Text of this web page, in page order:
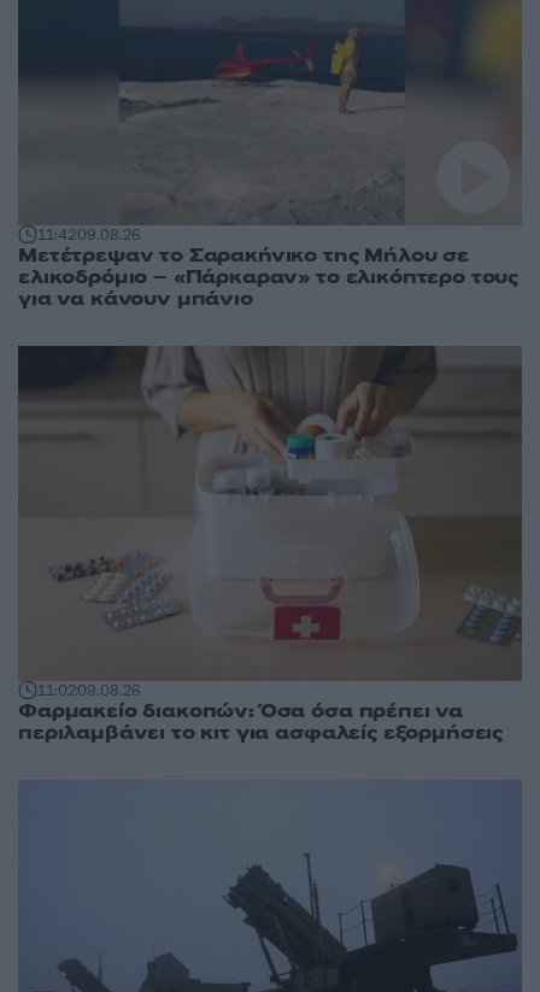
11:4209.08.26
Μετέτρεψαν το Σαρακήνικο της Μήλου σε
ελικοδρόμιο – «Πάρκαραν» το ελικόπτερο τους
για να κάνουν μπάνιο
11:0209.08.26
Φαρμακείο διακοπών: Όσα όσα πρέπει να
περιλαμβάνει το κιτ για ασφαλείς εξορμήσεις